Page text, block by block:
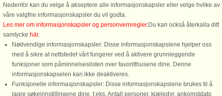
kunst ...
fra 9.606 NOK fra 9.728 NOK
Nedenfor kan du velge å akseptere alle informasjonskapsler eller velge hvilke av
våre valgfrie informasjonskapsler du vil godta.
Les mer om informasjonskapsler og personvernregler.Du kan också återkalla ditt
samtycke här.
Nødvendige informasjonskapsler: Disse informasjonskapslene hjelper oss
med å sikre at nettstedet vårt fungerer ved å aktivere grunnleggende
funksjoner som påminnelseslisten over favoritthusene dine. Denne
informasjonskapselen kan ikke deaktiveres.
Funksjonelle informasjonskapsler: Disse informasjonskapslene brukes til å
lagre søkeinnstillingene dine, f.eks. Antall personer, kjæledyr, ankomstdato